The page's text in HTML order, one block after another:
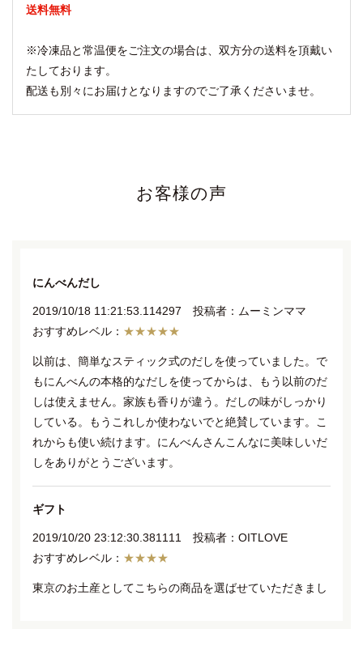
送料無料
※冷凍品と常温便をご注文の場合は、双方分の送料を頂戴い
たしております。
配送も別々にお届けとなりますのでご了承くださいませ。
お客様の声
にんべんだし
2019/10/18 11:21:53.114297 投稿者：ムーミンママ
★★★★★
以前は、簡単なスティック式のだしを使っていました。で
もにんべんの本格的なだしを使ってからは、もう以前のだ
しは使えません。家族も香りが違う。だしの味がしっかり
している。もうこれしか使わないでと絶賛しています。こ
れからも使い続けます。にんべんさんこんなに美味しいだ
しをありがとうございます。
ギフト
2019/10/20 23:12:30.381111 投稿者：OITLOVE
★★★★
東京のお土産としてこちらの商品を選ばせていただきまし